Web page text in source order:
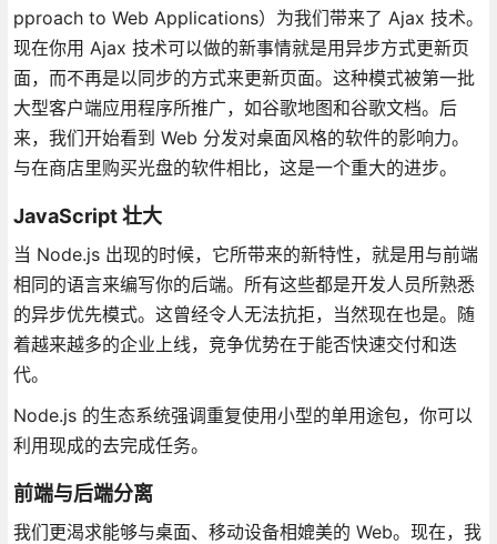
pproach to Web Applications）为我们带来了 Ajax 技术。
现在你用 Ajax 技术可以做的新事情就是用异步方式更新页
面，而不再是以同步的方式来更新页面。这种模式被第一批
大型客户端应用程序所推广，如谷歌地图和谷歌文档。后
来，我们开始看到 Web 分发对桌面风格的软件的影响力。
与在商店里购买光盘的软件相比，这是一个重大的进步。
JavaScript 壮大
当 Node.js 出现的时候，它所带来的新特性，就是用与前端
相同的语言来编写你的后端。所有这些都是开发人员所熟悉
的异步优先模式。这曾经令人无法抗拒，当然现在也是。随
着越来越多的企业上线，竞争优势在于能否快速交付和迭
代。
Node.js 的生态系统强调重复使用小型的单用途包，你可以
利用现成的去完成任务。
前端与后端分离
我们更渴求能够与桌面、移动设备相媲美的 Web。现在，我